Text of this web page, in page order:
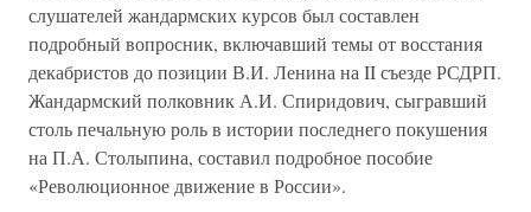
слушателей жандармских курсов был составлен
подробный вопросник, включавший темы от восстания
декабристов до позиции В.И. Ленина на II съезде РСДРП.
Жандармский полковник А.И. Спиридович, сыгравший
столь печальную роль в истории последнего покушения
на П.А. Столыпина, составил подробное пособие
«Революционное движение в России».